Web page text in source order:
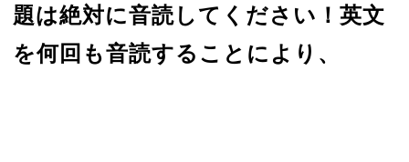
題は絶対に音読してください！英文
を何回も音読することにより、